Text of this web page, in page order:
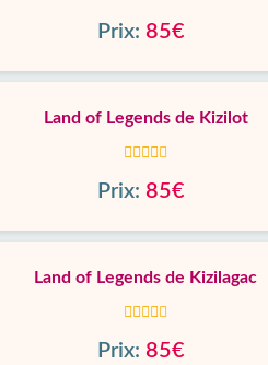
Prix: 85€
Land of Legends de Kizilot
Prix: 85€
Land of Legends de Kizilagac
Prix: 85€